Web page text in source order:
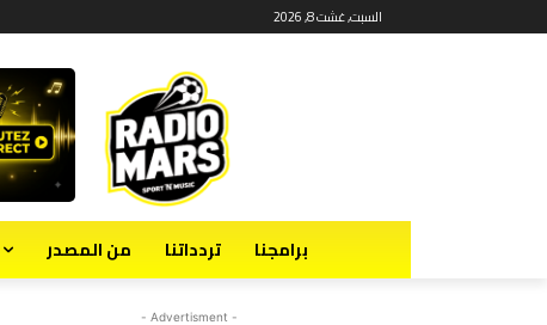
السبت, غشت 8, 2026
برامجنا تردداتنا من المصدر
- Advertisment -